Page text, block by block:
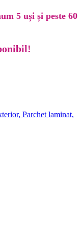
5 uși și peste 60